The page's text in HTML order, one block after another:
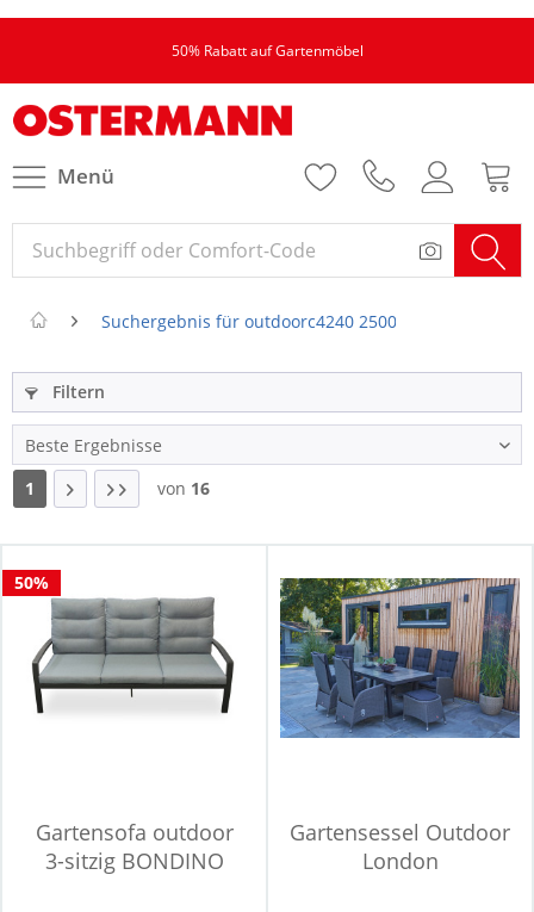
50% Rabatt auf Gartenmöbel
Menü
Suchergebnis für outdoorc4240 250004197 lounge-
Filtern
1 von 16
50%
Gartensofa outdoor
3-sitzig BONDINO
Gartensessel Outdoor
London